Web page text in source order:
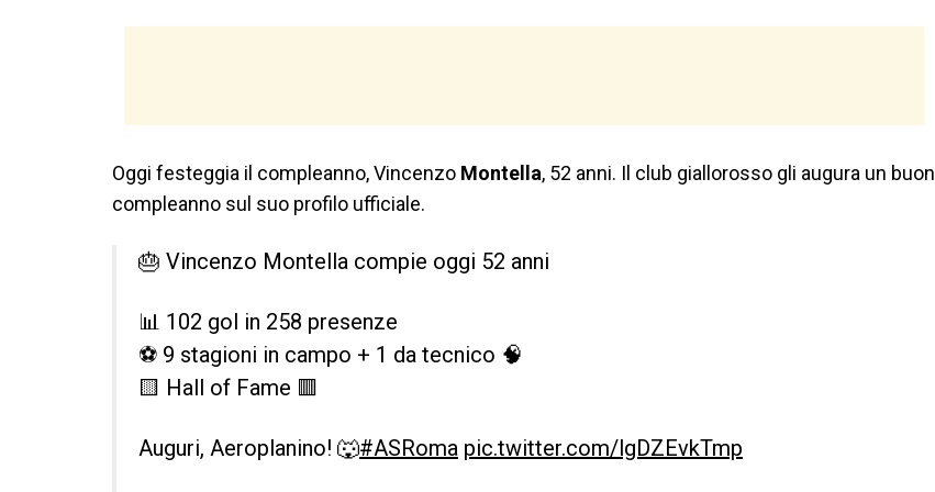
Oggi festeggia il compleanno, Vincenzo Montella, 52 anni. Il club giallorosso gli augura un buon
compleanno sul suo profilo ufficiale.
🎂 Vincenzo Montella compie oggi 52 anni
📊 102 gol in 258 presenze
⚽ 9 stagioni in campo + 1 da tecnico 🧠
🟨 Hall of Fame 🟥
Auguri, Aeroplanino! 🐺#ASRoma pic.twitter.com/lgDZEvkTmp